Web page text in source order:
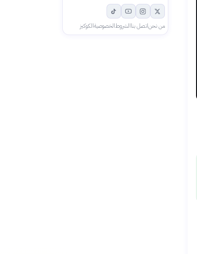
من نحناتصل بناالشروطالخصوصيةالكوكيز